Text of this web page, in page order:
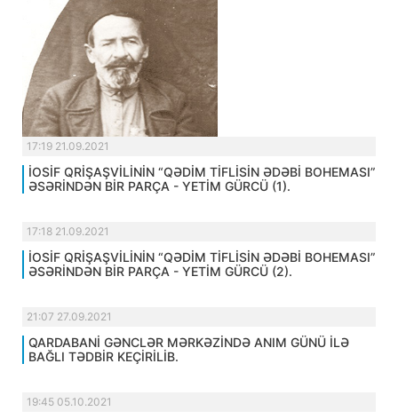
17:19 21.09.2021
İOSİF QRİŞAŞVİLİNİN “QƏDİM TİFLİSİN ƏDƏBİ BOHEMASI”
ƏSƏRİNDƏN BİR PARÇA - YETİM GÜRCÜ (1).
17:18 21.09.2021
İOSİF QRİŞAŞVİLİNİN “QƏDİM TİFLİSİN ƏDƏBİ BOHEMASI”
ƏSƏRİNDƏN BİR PARÇA - YETİM GÜRCÜ (2).
21:07 27.09.2021
QARDABANİ GƏNCLƏR MƏRKƏZİNDƏ ANIM GÜNÜ İLƏ
BAĞLI TƏDBİR KEÇİRİLİB.
19:45 05.10.2021